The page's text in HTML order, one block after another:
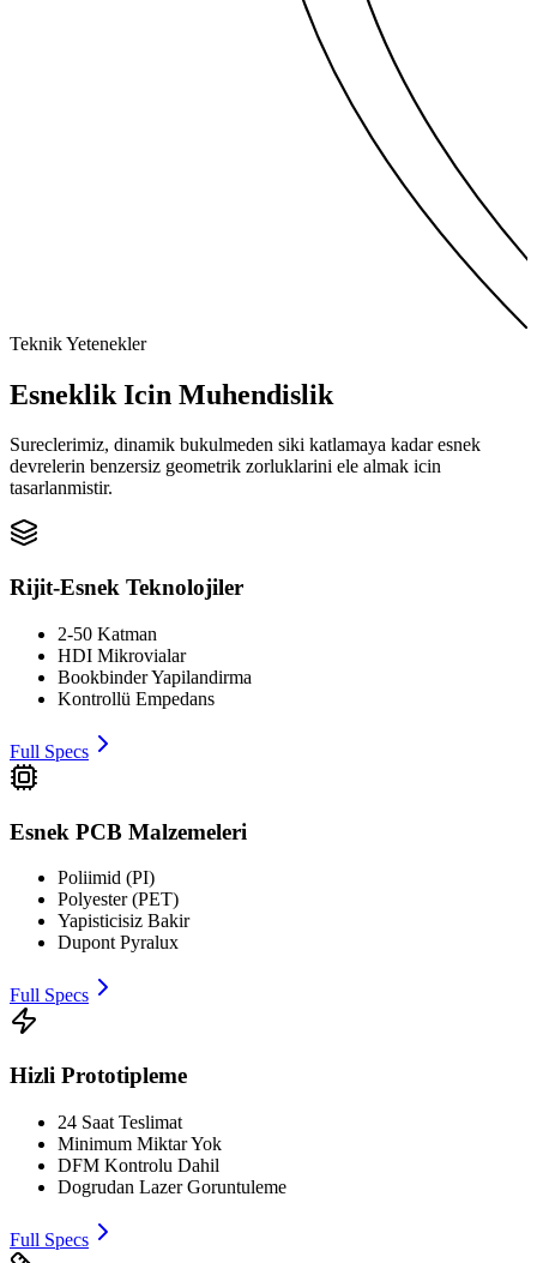
Teknik Yetenekler
Esneklik Icin Muhendislik
Sureclerimiz, dinamik bukulmeden siki katlamaya kadar esnek
devrelerin benzersiz geometrik zorluklarini ele almak icin
tasarlanmistir.
Rijit-Esnek Teknolojiler
2-50 Katman
HDI Mikrovialar
Bookbinder Yapilandirma
Kontrollü Empedans
Full Specs
Esnek PCB Malzemeleri
Poliimid (PI)
Polyester (PET)
Yapisticisiz Bakir
Dupont Pyralux
Full Specs
Hizli Prototipleme
24 Saat Teslimat
Minimum Miktar Yok
DFM Kontrolu Dahil
Dogrudan Lazer Goruntuleme
Full Specs